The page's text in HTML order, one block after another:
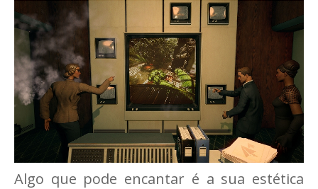
Algo que pode encantar é a sua estética